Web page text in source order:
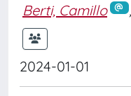
Berti, Camillo ;
2024-01-01